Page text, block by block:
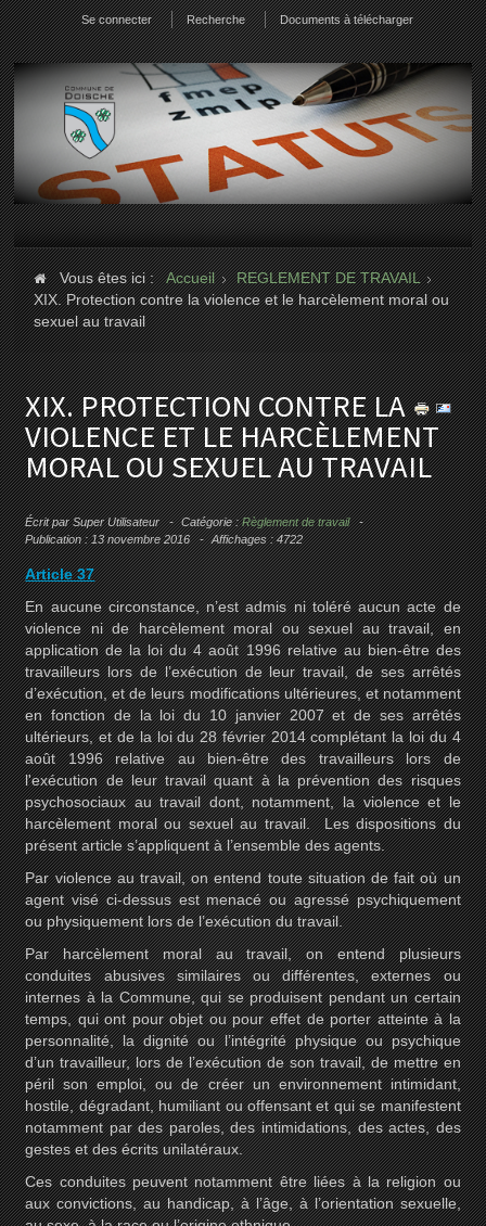
Se connecter Recherche Documents à télécharger
Vous êtes ici :Accueil
REGLEMENT DE TRAVAIL
XIX. Protection contre la violence et le harcèlement moral ou
sexuel au travail
XIX. PROTECTION CONTRE LA
VIOLENCE ET LE HARCÈLEMENT
MORAL OU SEXUEL AU TRAVAIL
Écrit parSuper Utilisateur Catégorie :Règlement de travail
Publication : 13 novembre 2016
Affichages : 4722
Article 37
En aucune circonstance, n’est admis ni toléré aucun acte de
violence ni de harcèlement moral ou sexuel au travail, en
application de la loi du 4 août 1996 relative au bien-être des
travailleurs lors de l’exécution de leur travail, de ses arrêtés
d’exécution, et de leurs modifications ultérieures, et notamment
en fonction de la loi du 10 janvier 2007 et de ses arrêtés
ultérieurs, et de la loi du 28 février 2014 complétant la loi du 4
août 1996 relative au bien-être des travailleurs lors de
l'exécution de leur travail quant à la prévention des risques
psychosociaux au travail dont, notamment, la violence et le
harcèlement moral ou sexuel au travail. Les dispositions du
présent article s’appliquent à l’ensemble des agents.
Par violence au travail, on entend toute situation de fait où un
agent visé ci-dessus est menacé ou agressé psychiquement
ou physiquement lors de l’exécution du travail.
Par harcèlement moral au travail, on entend plusieurs
conduites abusives similaires ou différentes, externes ou
internes à la Commune, qui se produisent pendant un certain
temps, qui ont pour objet ou pour effet de porter atteinte à la
personnalité, la dignité ou l’intégrité physique ou psychique
d’un travailleur, lors de l’exécution de son travail, de mettre en
péril son emploi, ou de créer un environnement intimidant,
hostile, dégradant, humiliant ou offensant et qui se manifestent
notamment par des paroles, des intimidations, des actes, des
gestes et des écrits unilatéraux.
Ces conduites peuvent notamment être liées à la religion ou
aux convictions, au handicap, à l’âge, à l’orientation sexuelle,